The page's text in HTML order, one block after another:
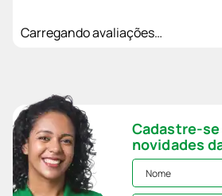
Carregando avaliações…
Cadastre-se
novidades